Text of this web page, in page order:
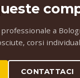
a
corsi
CONTATTACI